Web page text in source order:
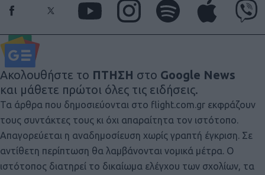
Ακολουθήστε το ΠΤΗΣΗ στο Google News
και μάθετε πρώτοι όλες τις ειδήσεις.
Τα άρθρα που δημοσιεύονται στο flight.com.gr εκφράζουν
τους συντάκτες τους κι όχι απαραίτητα τον ιστότοπο.
Απαγορεύεται η αναδημοσίευση χωρίς γραπτή έγκριση. Σε
αντίθετη περίπτωση θα λαμβάνονται νομικά μέτρα. Ο
ιστότοπος διατηρεί το δικαίωμα ελέγχου των σχολίων, τα